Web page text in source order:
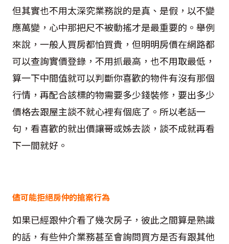
但其實也不用太深究業務說的是真、是假，以不變
應萬變，心中那把尺不被動搖才是最重要的。舉例
來說，一般人買房都怕買貴，但明明房價在網路都
可以查詢實價登錄，不用抓最高，也不用取最低，
算一下中間值就可以判斷你喜歡的物件有沒有那個
行情，再配合該標的物需要多少錢裝修，要出多少
價格去跟屋主談不就心裡有個底了。所以老話一
句，看喜歡的就出價讓哥或姊去談，談不成就再看
下一間就好。
儘可能拒絕房仲的搶案行為
如果已經跟仲介看了幾次房子，彼此之間算是熟識
的話，有些仲介業務甚至會詢問買方是否有跟其他